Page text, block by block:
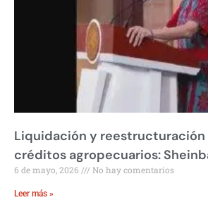
Liquidación y reestructuración
créditos agropecuarios:
6 de mayo, 2026 No hay comentarios
Leer más »